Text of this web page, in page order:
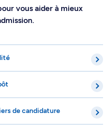
vous aider à mieux
de candidature